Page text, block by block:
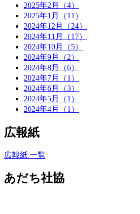
2025年2月（4）
2025年1月（11）
2024年12月（24）
2024年11月（17）
2024年10月（5）
2024年9月（2）
2024年8月（6）
2024年7月（1）
2024年6月（3）
2024年5月（1）
2024年4月（1）
広報紙
広報紙 一覧
あだち社協